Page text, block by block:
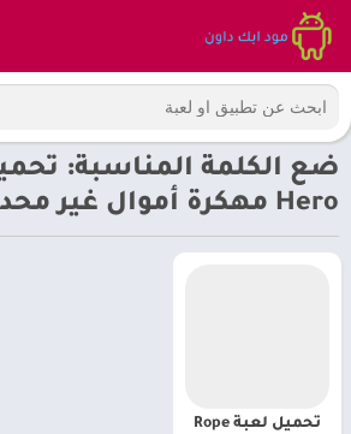
Hero مهكرة أموال غير محدودة
تحميل لعبة Rope